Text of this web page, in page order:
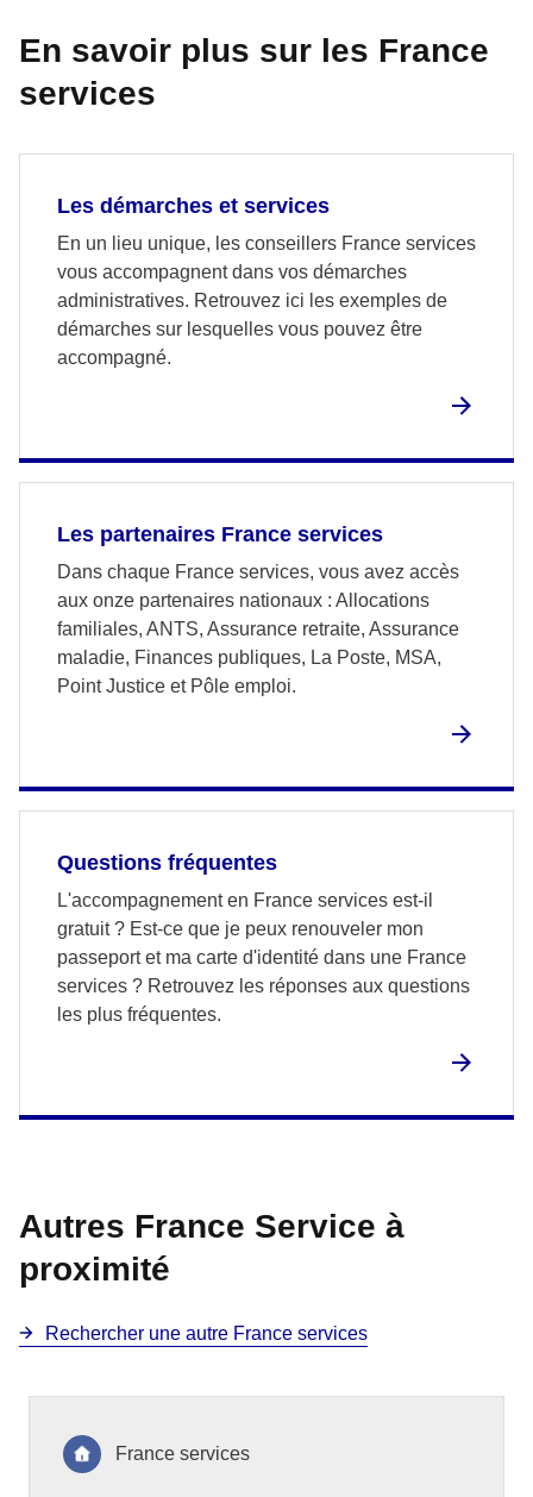
En savoir plus sur les France
services
Les démarches et services
En un lieu unique, les conseillers France services
vous accompagnent dans vos démarches
administratives. Retrouvez ici les exemples de
démarches sur lesquelles vous pouvez être
accompagné.
Les partenaires France services
Dans chaque France services, vous avez accès
aux onze partenaires nationaux : Allocations
familiales, ANTS, Assurance retraite, Assurance
maladie, Finances publiques, La Poste, MSA,
Point Justice et Pôle emploi.
Questions fréquentes
L'accompagnement en France services est-il
gratuit ? Est-ce que je peux renouveler mon
passeport et ma carte d'identité dans une France
services ? Retrouvez les réponses aux questions
les plus fréquentes.
Autres France Service à
proximité
Rechercher une autre France services
France services